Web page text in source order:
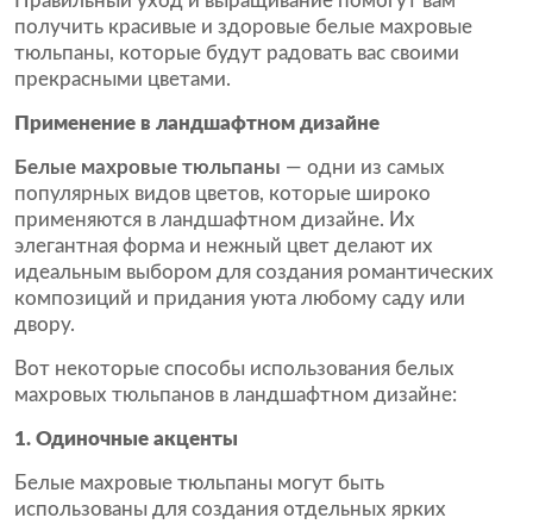
получить красивые и здоровые белые махровые
тюльпаны, которые будут радовать вас своими
прекрасными цветами.
Применение в ландшафтном дизайне
Белые махровые тюльпаны — одни из самых
популярных видов цветов, которые широко
применяются в ландшафтном дизайне. Их
элегантная форма и нежный цвет делают их
идеальным выбором для создания романтических
композиций и придания уюта любому саду или
двору.
Вот некоторые способы использования белых
махровых тюльпанов в ландшафтном дизайне:
1. Одиночные акценты
Белые махровые тюльпаны могут быть
использованы для создания отдельных ярких